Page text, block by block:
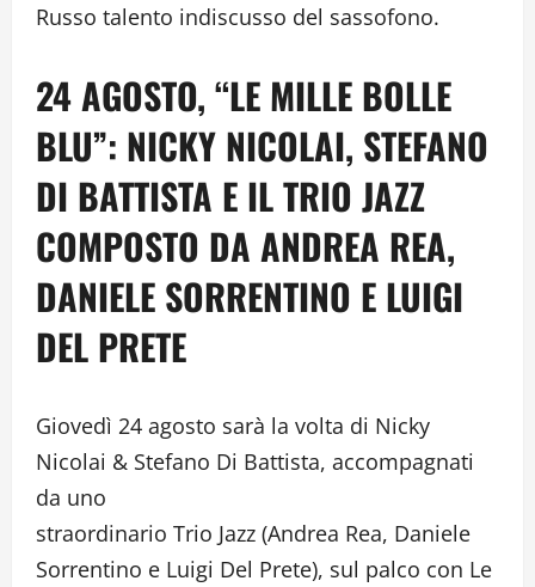
Russo talento indiscusso del sassofono.
24 AGOSTO, “LE MILLE BOLLE
BLU”: NICKY NICOLAI, STEFANO
DI BATTISTA E IL TRIO JAZZ
COMPOSTO DA ANDREA REA,
DANIELE SORRENTINO E LUIGI
DEL PRETE
Giovedì 24 agosto sarà la volta di Nicky
Nicolai & Stefano Di Battista, accompagnati
da uno
straordinario Trio Jazz (Andrea Rea, Daniele
Sorrentino e Luigi Del Prete), sul palco con Le